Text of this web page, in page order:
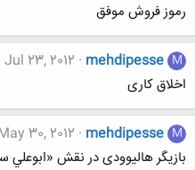
رموز فروش موفق
M
mehdipesse
Jul 23, 2012
اخلاق کاری
M
mehdipesse
30, 2012
بازیگر هالیوودی در نقش «ابوعلي